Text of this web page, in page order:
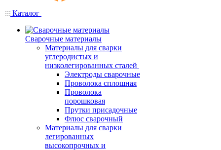
Каталог
Сварочные материалы
Материалы для сварки
углеродистых и
низколегированных сталей
Электроды сварочные
Проволока сплошная
Проволока
порошковая
Прутки присадочные
Флюс сварочный
Материалы для сварки
легированных
высокопрочных и